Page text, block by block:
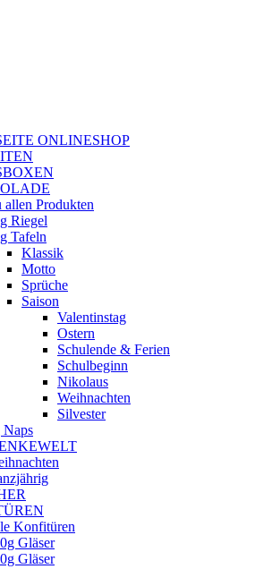
ONLINESHOP
allen Produkten
Riegel
Tafeln
Klassik
Motto
Sprüche
Saison
Valentinstag
Ostern
Schulende & Ferien
Schulbeginn
Nikolaus
Weihnachten
Silvester
Naps
Konfitüren
Gläser
Gläser